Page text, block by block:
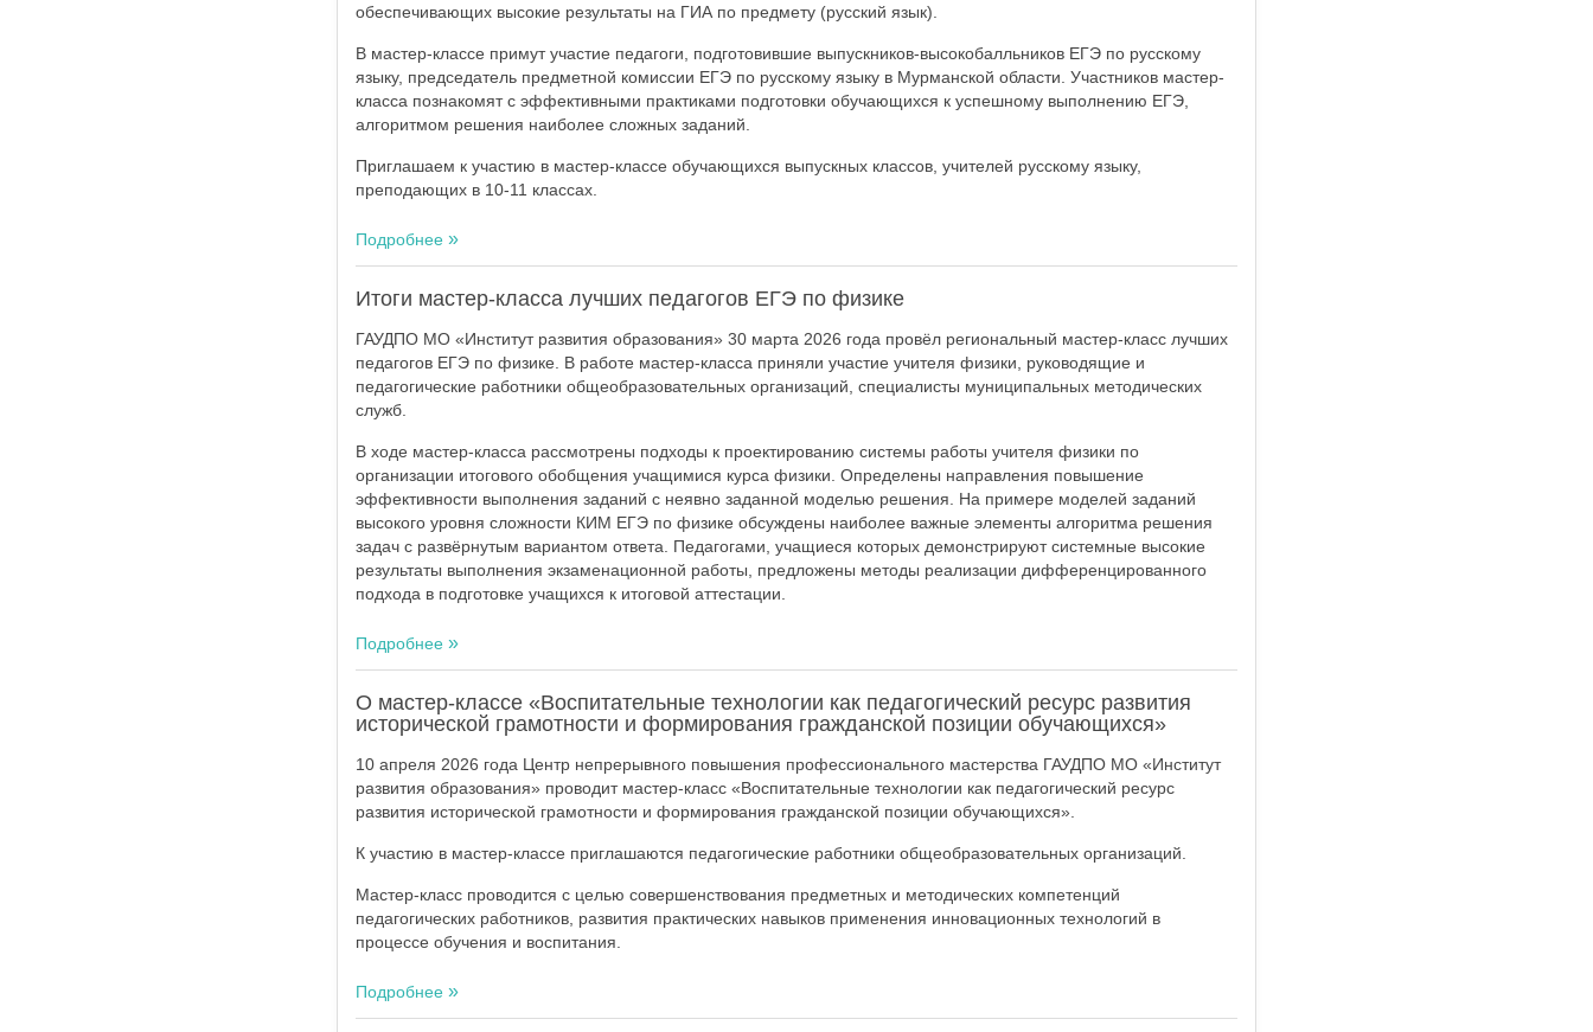
обеспечивающих высокие результаты на ГИА по предмету (русский язык).
В мастер-классе примут участие педагоги, подготовившие выпускников-высокобалльников ЕГЭ по русскому
языку, председатель предметной комиссии ЕГЭ по русскому языку в Мурманской области. Участников мастер-
класса познакомят с эффективными практиками подготовки обучающихся к успешному выполнению ЕГЭ,
алгоритмом решения наиболее сложных заданий.
Приглашаем к участию в мастер-классе обучающихся выпускных классов, учителей русскому языку,
преподающих в 10-11 классах.
Подробнее
Итоги мастер-класса лучших педагогов ЕГЭ по физике
ГАУДПО МО «Институт развития образования» 30 марта 2026 года провёл региональный мастер-класс лучших
педагогов ЕГЭ по физике. В работе мастер-класса приняли участие учителя физики, руководящие и
педагогические работники общеобразовательных организаций, специалисты муниципальных методических
служб.
В ходе мастер-класса рассмотрены подходы к проектированию системы работы учителя физики по
организации итогового обобщения учащимися курса физики. Определены направления повышение
эффективности выполнения заданий с неявно заданной моделью решения. На примере моделей заданий
высокого уровня сложности КИМ ЕГЭ по физике обсуждены наиболее важные элементы алгоритма решения
задач с развёрнутым вариантом ответа. Педагогами, учащиеся которых демонстрируют системные высокие
результаты выполнения экзаменационной работы, предложены методы реализации дифференцированного
подхода в подготовке учащихся к итоговой аттестации.
Подробнее
О мастер-классе «Воспитательные технологии как педагогический ресурс развития
исторической грамотности и формирования гражданской позиции обучающихся»
10 апреля 2026 года Центр непрерывного повышения профессионального мастерства ГАУДПО МО «Институт
развития образования» проводит мастер-класс «Воспитательные технологии как педагогический ресурс
развития исторической грамотности и формирования гражданской позиции обучающихся».
К участию в мастер-классе приглашаются педагогические работники общеобразовательных организаций.
Мастер-класс проводится с целью совершенствования предметных и методических компетенций
педагогических работников, развития практических навыков применения инновационных технологий в
процессе обучения и воспитания.
Подробнее